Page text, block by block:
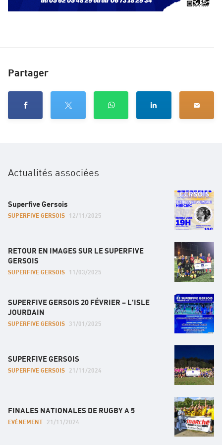
Partager
Actualités associées
Superfive Gersois
SUPERFIVE GERSOIS 12/11/2025
RETOUR EN IMAGES SUR LE SUPERFIVE
GERSOIS
SUPERFIVE GERSOIS 11/03/2025
SUPERFIVE GERSOIS 20 FÉVRIER – L’ISLE
JOURDAIN
SUPERFIVE GERSOIS 31/01/2025
SUPERFIVE GERSOIS
SUPERFIVE GERSOIS 21/11/2024
FINALES NATIONALES DE RUGBY A 5
EVÈNEMENT 21/11/2024